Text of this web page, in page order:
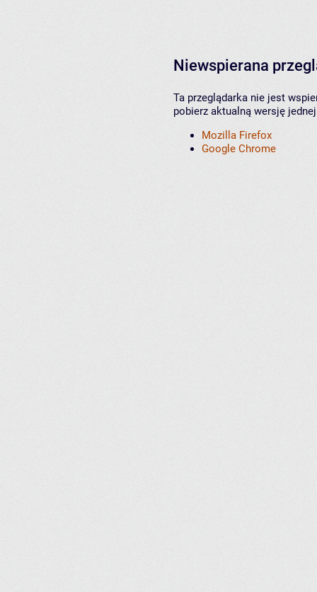
Niewspierana
Ta przeglądarka nie jest
pobierz aktualną wersję
Mozilla Firefox
Google Chrome